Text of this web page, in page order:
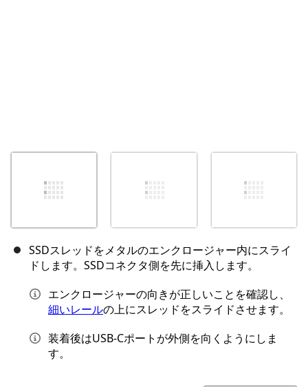
SSDスレッドをメタルのエンクロージャー内にスライ
ドします。SSDコネクタ側を先に挿入します。
エンクロージャーの向きが正しいことを確認し、
細いレールの上にスレッドをスライドさせます。
装着後はUSB-Cポートが外側を向くようにしま
す。